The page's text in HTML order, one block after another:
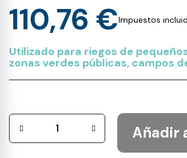
110,76 €Impuestos
Utilizado para riegos de
zonas verdes públicas, campos
Añadir